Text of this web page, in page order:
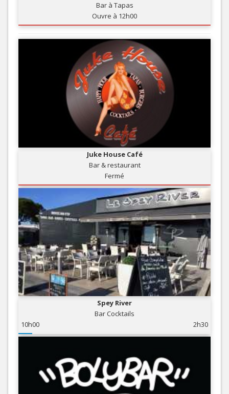
Bar à Tapas
Ouvre à 12h00
Juke House Café
Bar & restaurant
Fermé
Spey River
Bar Cocktails
10h00
2h30